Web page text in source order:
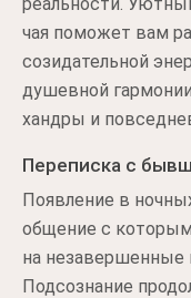
чая поможет вам
созидательной
душевной
хандры и
Переписка с
Появление в
общение с
на незавершенные
Подсознание